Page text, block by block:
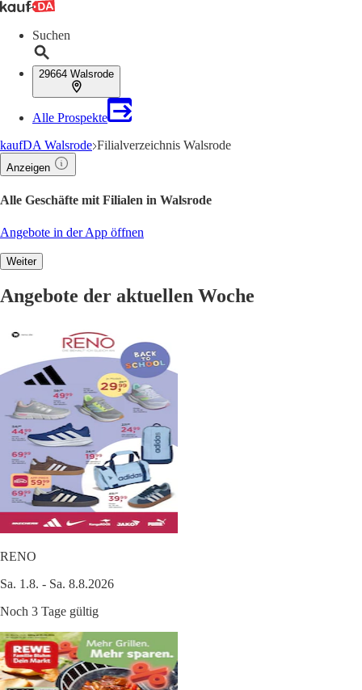
Suchen
29664 Walsrode
Alle Prospekte
kaufDA Walsrode Filialverzeichnis Walsrode
Anzeigen
Alle Geschäfte mit Filialen in Walsrode
Angebote in der App öffnen
Weiter
Angebote der aktuellen Woche
RENO
Sa. 1.8. - Sa. 8.8.2026
Noch 3 Tage gültig